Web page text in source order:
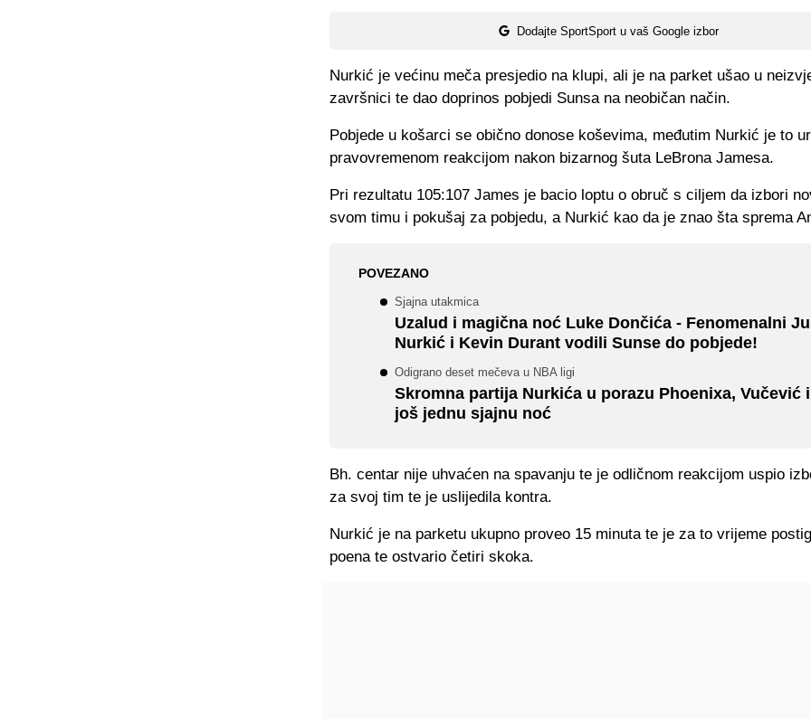
Dodajte SportSport u vaš Google izbor
Nurkić je većinu meča presjedio na klupi, ali je na parket ušao u
završnici te dao doprinos pobjedi Sunsa na neobičan način.
Pobjede u košarci se obično donose koševima, međutim Nurkić je to
pravovremenom reakcijom nakon bizarnog šuta LeBrona Jamesa.
Pri rezultatu 105:107 James je bacio loptu o obruč s ciljem da izbori
svom timu i pokušaj za pobjedu, a Nurkić kao da je znao šta sprema
POVEZANO
Sjajna utakmica
Uzalud i magična noć Luke Dončića - Fenomenalni
Nurkić i Kevin Durant vodili Sunse do pobjede!
Odigrano deset mečeva u NBA ligi
Skromna partija Nurkića u porazu Phoenixa, Vučević
još jednu sjajnu noć
Bh. centar nije uhvaćen na spavanju te je odličnom reakcijom uspio
za svoj tim te je uslijedila kontra.
Nurkić je na parketu ukupno proveo 15 minuta te je za to vrijeme
poena te ostvario četiri skoka.